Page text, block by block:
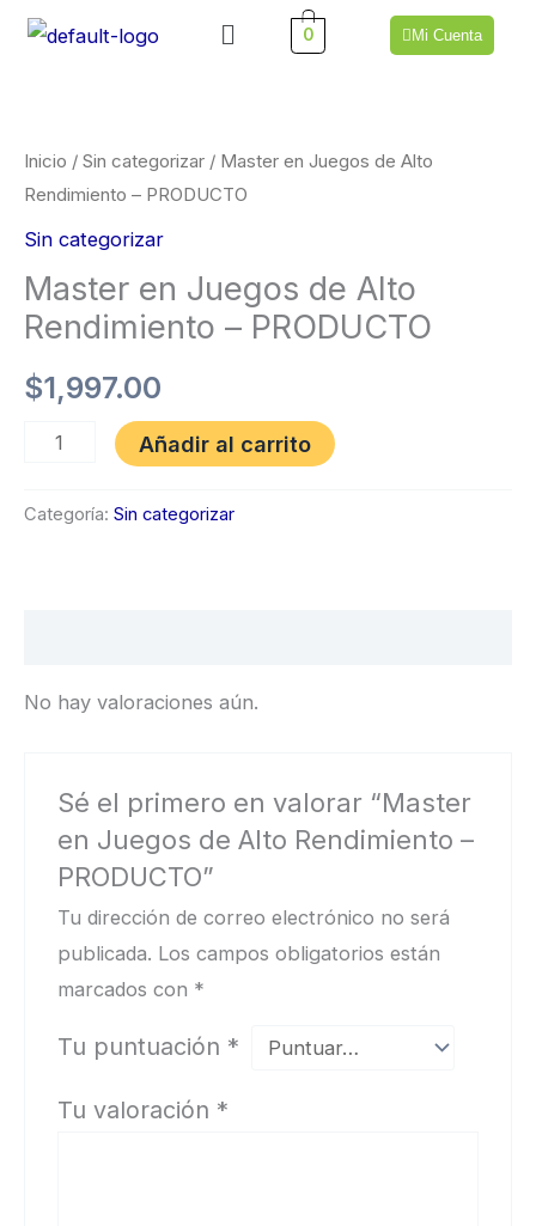
Menú 0 Mi Cuenta
Inicio / Sin categorizar / Master en Juegos de Alto
Rendimiento – PRODUCTO
Sin categorizar
Master en Juegos de Alto
Rendimiento – PRODUCTO
$1,997.00
Juegos
de
Alto
-
PRODUCTO
cantidad
Añadir al carrito
Categoría: Sin categorizar
No hay valoraciones aún.
Sé el primero en valorar “Master
en Juegos de Alto Rendimiento –
PRODUCTO”
Tu dirección de correo electrónico no será
publicada. Los campos obligatorios están
marcados con *
Tu puntuación *
Tu valoración *